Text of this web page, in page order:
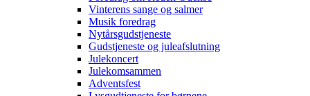
Vinterens sange og salmer
Musik foredrag
Nytårsgudstjeneste
Gudstjeneste og juleafslutning
Julekoncert
Julekomsammen
Adventsfest